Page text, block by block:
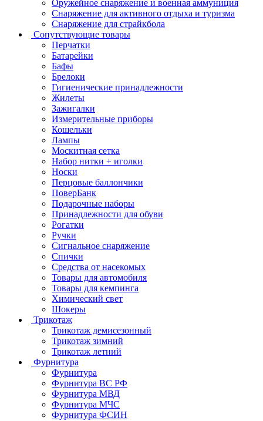
Оружейное снаряжение и военная аммуниция
Снаряжение для активного отдыха и туризма
Снаряжение для страйкбола
Сопутствующие товары
Перчатки
Батарейки
Бафы
Брелоки
Гигиенические принадлежности
Жилеты
Зажигалки
Измерительные приборы
Кошельки
Лампы
Москитная сетка
Набор нитки + иголки
Носки
Перцовые баллончики
ПоверБанк
Подарочные наборы
Принадлежности для обуви
Рогатки
Ручки
Сигнальное снаряжение
Спички
Средства от насекомых
Товары для автомобиля
Товары для кемпинга
Химический свет
Шокеры
Трикотаж
Трикотаж демисезонный
Трикотаж зимний
Трикотаж летний
Фурнитура
Фурнитура
Фурнитура ВС РФ
Фурнитура МВД
Фурнитура МЧС
Фурнитура ФСИН